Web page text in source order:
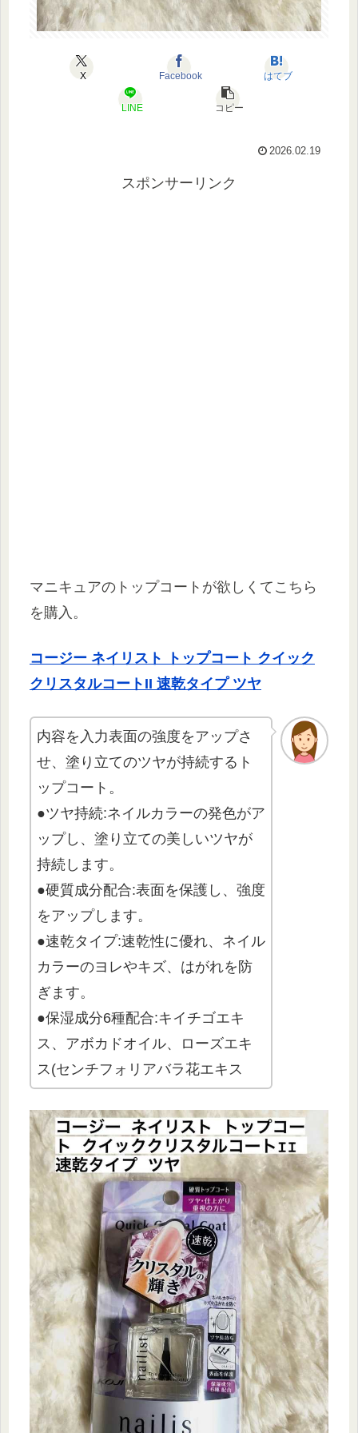
X Facebook はてブ
LINE コピー
2026.02.19
スポンサーリンク
マニキュアのトップコートが欲しくてこちら
を購入。
コージー ネイリスト トップコート クイック
クリスタルコートII 速乾タイプ ツヤ
内容を入力表面の強度をアップさ
せ、塗り立てのツヤが持続するト
ップコート。
●ツヤ持続:ネイルカラーの発色がア
ップし、塗り立ての美しいツヤが
持続します。
●硬質成分配合:表面を保護し、強度
をアップします。
●速乾タイプ:速乾性に優れ、ネイル
カラーのヨレやキズ、はがれを防
ぎます。
●保湿成分6種配合:キイチゴエキ
ス、アボカドオイル、ローズエキ
ス(センチフォリアバラ花エキス